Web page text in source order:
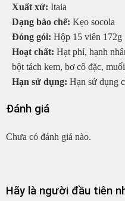
Xuất xứ: Itaia
Dạng bào chế: Kẹo socola
Đóng gói: Hộp 15 viên 172g
Hoạt chất: Hạt phỉ, hạnh
bột tách kem, bơ cô đặc,
Hạn sử dụng: Hạn sử dụng
Đánh giá
Chưa có đánh giá nào.
Hãy là người đầu tiên